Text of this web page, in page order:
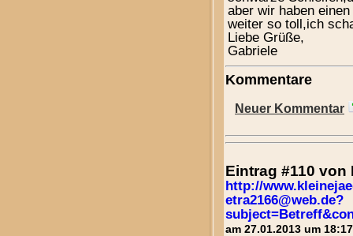
aber wir haben
weiter so toll,ich
Liebe Grüße,
Gabriele
Kommentare
Neuer Kommentar
Eintrag #110
http://
etra2166@web.de?
am 27.01.2013 um